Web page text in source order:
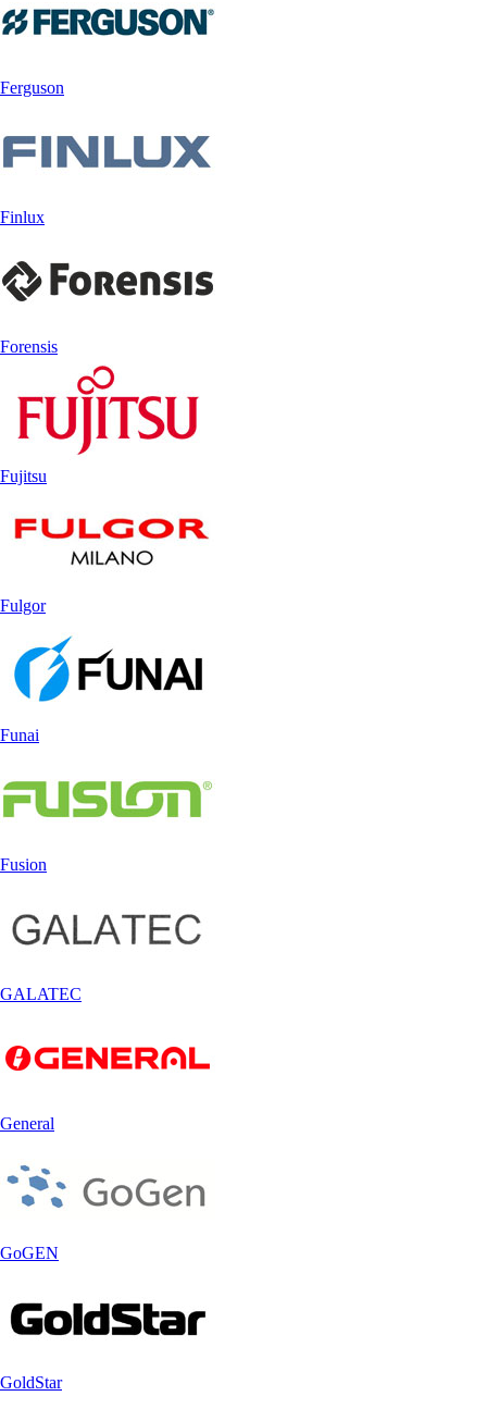
Ferguson
Finlux
Forensis
Fujitsu
Fulgor
Funai
Fusion
GALATEC
General
GoGEN
GoldStar